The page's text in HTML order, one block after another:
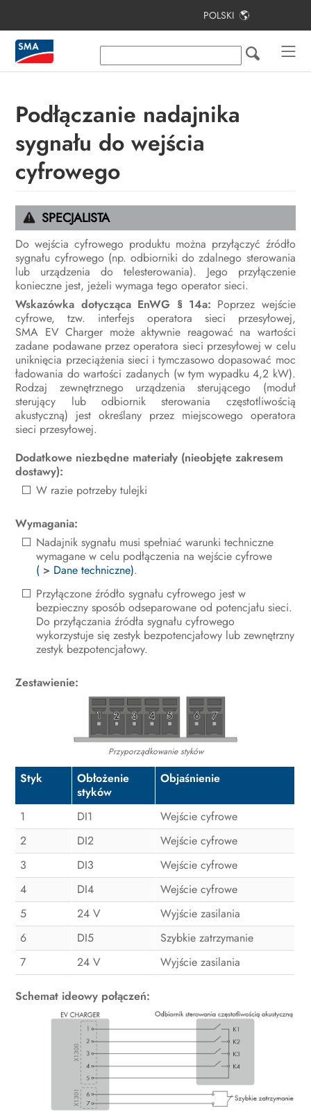
POLSKI
Podłączanie nadajnika
sygnału do wejścia
cyfrowego
SPECJALISTA
Do wejścia cyfrowego produktu można przyłączyć źródło
sygnału cyfrowego (np. odbiorniki do zdalnego sterowania
lub urządzenia do telesterowania). Jego przyłączenie
konieczne jest, jeżeli wymaga tego operator sieci.
Wskazówka dotycząca EnWG § 14a: Poprzez wejście
cyfrowe, tzw. interfejs operatora sieci przesyłowej,
SMA EV Charger może aktywnie reagować na wartości
zadane podawane przez operatora sieci przesyłowej w celu
uniknięcia przeciążenia sieci i tymczasowo dopasować moc
ładowania do wartości zadanych (w tym wypadku 4,2 kW).
Rodzaj zewnętrznego urządzenia sterującego (moduł
sterujący lub odbiornik sterowania częstotliwością
akustyczną) jest określany przez miejscowego operatora
sieci przesyłowej.
Dodatkowe niezbędne materiały (nieobjęte zakresem
dostawy):
W razie potrzeby tulejki
Wymagania:
Nadajnik sygnału musi spełniać warunki techniczne
wymagane w celu podłączenia na wejście cyfrowe
( > Dane techniczne).
Przyłączone źródło sygnału cyfrowego jest w
bezpieczny sposób odseparowane od potencjału sieci.
Do przyłączania źródła sygnału cyfrowego
wykorzystuje się zestyk bezpotencjałowy lub zewnętrzny
zestyk bezpotencjałowy.
Zestawienie:
Przyporządkowanie styków
Styk
Obłożenie
styków
Objaśnienie
1 DI1
Wejście cyfrowe
2
DI2
Wejście cyfrowe
3
DI3
Wejście cyfrowe
4
DI4
Wejście cyfrowe
5
24 V
Wyjście zasilania
6
DI5
Szybkie zatrzymanie
7
24 V Wyjście zasilania
Schemat ideowy połączeń:
Spis treści
Informacje na temat niniejszego
Bezpieczeństwo
Zakres dostawy
Widok urządzenia
Montaż
Podłączenie elektryczne
Uruchomienie
Obsługa
Odłączanie produktu od napięcia
Obsługa techniczna
Czyszczenie produktu
Diagnostyka błędów
Wyłączenie produktu z eksploatacji
Sposób postępowania przy
otrzymaniu urządzenia zastępczego
Dane techniczne
Akcesoria
Części zamienne
Kontakt
Deklaracja zgodności UE